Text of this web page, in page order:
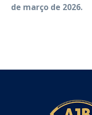
de março de 2026.